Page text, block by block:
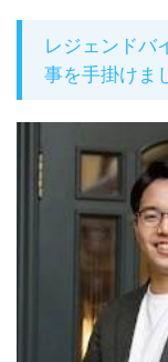
レジェンドバ
事を手掛けま